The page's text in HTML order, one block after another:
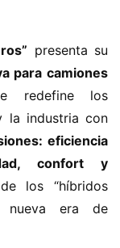
​ presenta su
para camiones
redefine los
la industria con
eficiencia
confort y
los “híbridos
nueva era de